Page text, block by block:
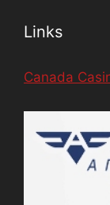
Links
Canada